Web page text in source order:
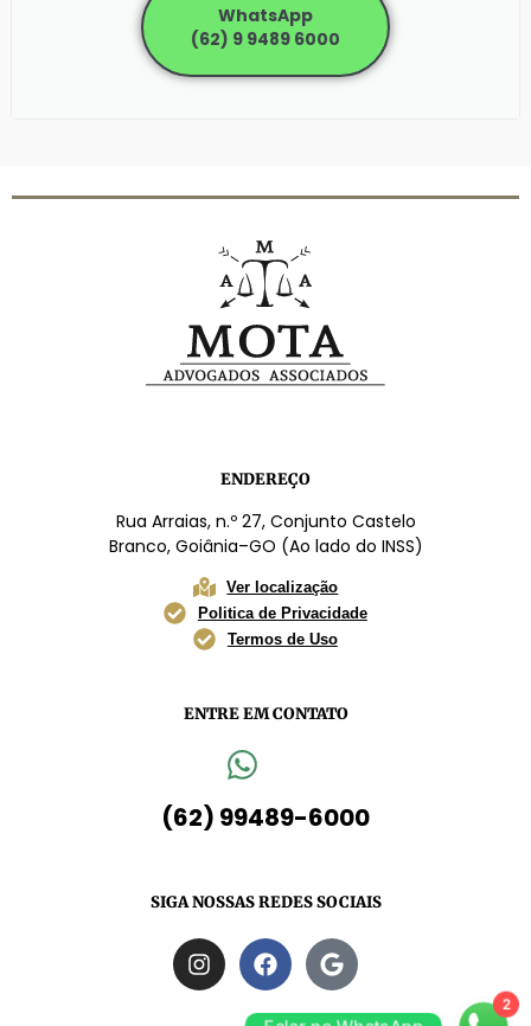
WhatsApp
(62) 9 9489 6000
ENDEREÇO
Rua Arraias, n.º 27, Conjunto Castelo
Branco, Goiânia–GO (Ao lado do INSS)
Ver localização
Politica de Privacidade
Termos de Uso
ENTRE EM CONTATO
(62) 99489-6000
SIGA NOSSAS REDES SOCIAIS
2